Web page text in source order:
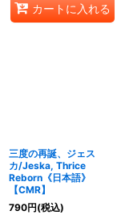
カートに入れる
三度の再誕、ジェス
カ/Jeska, Thrice
Reborn《日本語》
【CMR】
790円(税込)